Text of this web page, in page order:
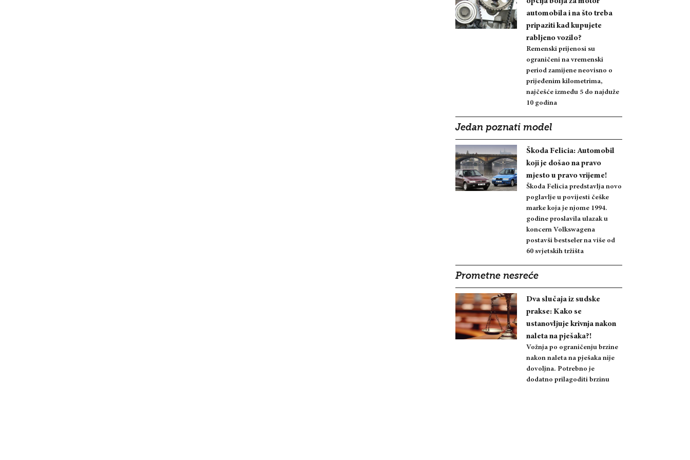
automobila i na što treba
pripaziti kad kupujete
rabljeno vozilo?
Remenski prijenosi su
ograničeni na vremenski
period zamijene neovisno o
prijeđenim kilometrima,
najčešće između 5 do najduže
10 godina
Jedan poznati model
Škoda Felicia: Automobil
koji je došao na pravo
mjesto u pravo vrijeme!
Škoda Felicia predstavlja novo
poglavlje u povijesti češke
marke koja je njome 1994.
godine proslavila ulazak u
koncern Volkswagena
postavši bestseler na više od
60 svjetskih tržišta
Prometne nesreće
Dva slučaja iz sudske
prakse: Kako se
ustanovljuje krivnja nakon
naleta na pješaka?!
Vožnja po ograničenju brzine
nakon naleta na pješaka nije
dovoljna. Potrebno je
dodatno prilagoditi brzinu